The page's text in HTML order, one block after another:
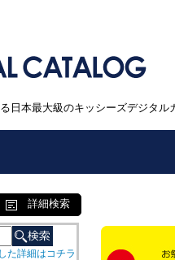
日本最大級のキッシーズデジタル
詳細検索
た詳細はコチラ